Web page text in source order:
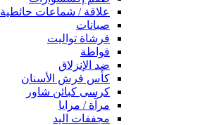
علاقة / شماعات حائطية
صبانات
فرشاة تواليت
فواطة
ضد الإنزلاق
كأس فرش الأسنان
كرسى كبائن شاور
مرآة / مرايا
مجففات اليد